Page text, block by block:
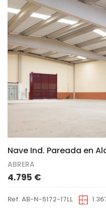
Nave Ind. Pareada en
ABRERA
4.795 €
Ref. AB-N-5172-17LL